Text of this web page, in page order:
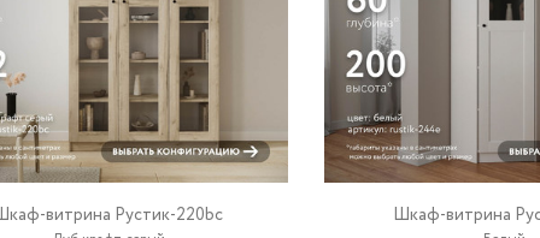
витрина Рустик-220bc Шкаф-витрина